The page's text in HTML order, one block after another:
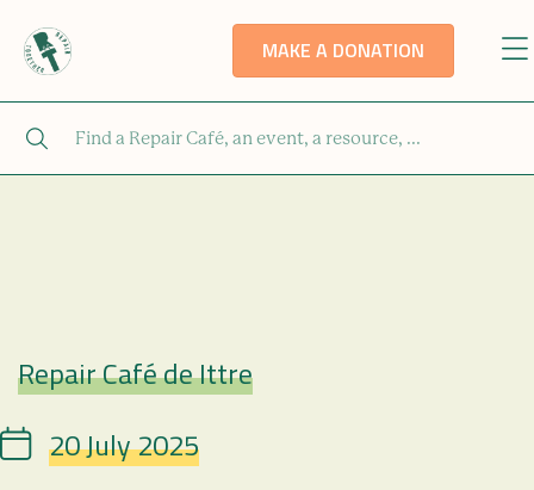
MAKE A DONATION
Repair Café
Repair Café de Ittre
Date 20 July 2025